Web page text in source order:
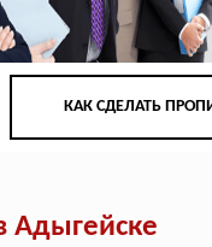
КАК СДЕЛАТЬ
Адыгейске